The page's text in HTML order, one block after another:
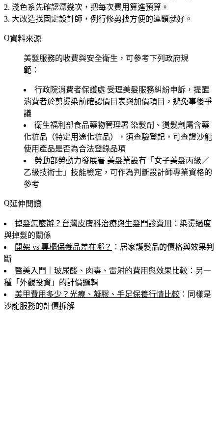
淺色系先確認漂幾次 ，把每次費用算進預算。
大改造找固定設計師 ，例行修剪找方便的連鎖就好。
資料來源
美髮服務的收費與安全衛生，可參考下列政府規
範：
行政院消費者保護處 受理美髮服務糾紛申訴，提醒
消費者於剪燙染前確認價目表與加價項目，避免事後爭
議
衛生福利部食品藥物管理署 染髮劑、燙髮劑屬含藥
化粧品（特定用途化粧品），須查驗登記，可查證沙龍
使用產品是否為合法登錄品項
勞動部勞動力發展署 美髮業設有「女子美髮丙級／
乙級技術士」技能檢定，可作為判斷設計師專業資格的
參考
延伸閱讀
掉髮怎麼辦？台灣皮膚科治療與生髮門診費用 ：染燙過度
與掉髮的關係
開架 vs 專櫃保養品差在哪？ ：居家護髮品的價格與效果判
斷
醫美入門｜玻尿酸、肉毒、雷射的費用與效果比較 ：另一
種「外觀投資」的計價邏輯
美甲費用多少？光療、凝膠、手足保養行情比較 ：同樣是
沙龍服務的計價拆解